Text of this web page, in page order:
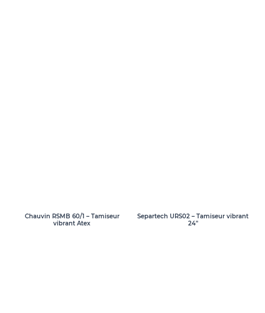
Chauvin RSMB 60/1 – Tamiseur
vibrant Atex
Separtech URS02 – Tamiseur vibrant
24″